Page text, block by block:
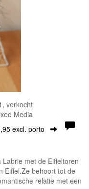
verkocht
Media
excl. porto
met de Eiffeltoren
Eiffel.Ze behoort tot de
relatie met een